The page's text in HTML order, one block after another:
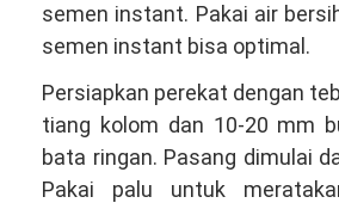
semen instant. Pakai air
semen instant bisa optimal.
Persiapkan perekat dengan
tiang kolom dan 10-20 mm
bata ringan. Pasang dimulai
Pakai palu untuk